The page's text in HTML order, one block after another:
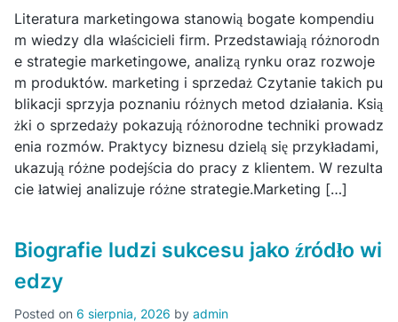
Literatura marketingowa stanowią bogate kompendiu
m wiedzy dla właścicieli firm. Przedstawiają różnorodn
e strategie marketingowe, analizą rynku oraz rozwoje
m produktów. marketing i sprzedaż Czytanie takich pu
blikacji sprzyja poznaniu różnych metod działania. Ksią
żki o sprzedaży pokazują różnorodne techniki prowadz
enia rozmów. Praktycy biznesu dzielą się przykładami,
ukazują różne podejścia do pracy z klientem. W rezulta
cie łatwiej analizuje różne strategie.Marketing […]
Biografie ludzi sukcesu jako źródło wi
edzy
Posted on 6 sierpnia, 2026 by admin